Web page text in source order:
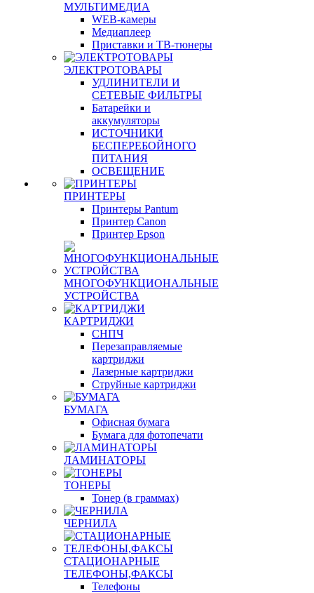
МУЛЬТИМЕДИА
WEB-камеры
Медиаплеер
Приставки и ТВ-тюнеры
ЭЛЕКТРОТОВАРЫ
УДЛИНИТЕЛИ И
СЕТЕВЫЕ ФИЛЬТРЫ
Батарейки и
аккумуляторы
ИСТОЧНИКИ
БЕСПЕРЕБОЙНОГО
ПИТАНИЯ
ОСВЕЩЕНИЕ
ПРИНТЕРЫ
Принтеры Pantum
Принтер Canon
Принтер Epson
МНОГОФУНКЦИОНАЛЬНЫЕ
УСТРОЙСТВА
КАРТРИДЖИ
СНПЧ
Перезаправляемые
картриджи
Лазерные картриджи
Струйные картриджи
БУМАГА
Офисная бумага
Бумага для фотопечати
ЛАМИНАТОРЫ
ТОНЕРЫ
Тонер (в граммах)
ЧЕРНИЛА
СТАЦИОНАРНЫЕ
ТЕЛЕФОНЫ,ФАКСЫ
Телефоны